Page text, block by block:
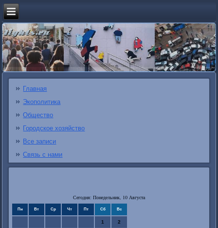
Главная
Экополитика
Общество
Городское хозяйство
Все записи
Связь с нами
Сегодня: Понедельник, 10 Августа
Пн Вт Ср Чт Пт Сб Вс
1 2